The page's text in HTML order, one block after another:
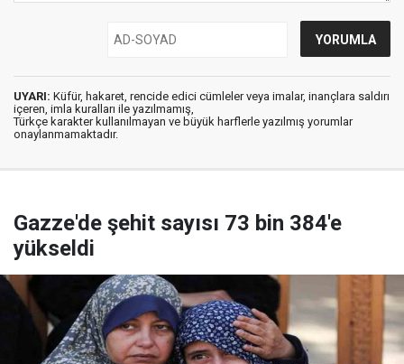
UYARI: Küfür, hakaret, rencide edici cümleler veya imalar, inançlara saldırı
içeren, imla kuralları ile yazılmamış,
Türkçe karakter kullanılmayan ve büyük harflerle yazılmış yorumlar
onaylanmamaktadır.
Gazze'de şehit sayısı 73 bin 384'e
yükseldi